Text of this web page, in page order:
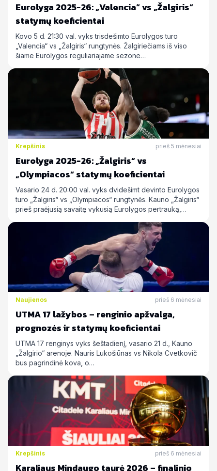
Eurolyga 2025-26: „Valencia“ vs „Žalgiris“
statymų koeficientai
Kovo 5 d. 21:30 val. vyks trisdešimto Eurolygos turo
„Valencia“ vs „Žalgiris“ rungtynės. Žalgiriečiams iš viso
šiame Eurolygos reguliariajame sezone…
Krepšinis prieš 5 mėnesiai
Eurolyga 2025-26: „Žalgiris“ vs
„Olympiacos“ statymų koeficientai
Vasario 24 d. 20:00 val. vyks dvidešimt devinto Eurolygos
turo „Žalgiris“ vs „Olympiacos“ rungtynės. Kauno „Žalgiris“
prieš praėjusią savaitę vykusią Eurolygos pertrauką,…
Naujienos prieš 6 mėnesiai
UTMA 17 lažybos – renginio apžvalga,
prognozės ir statymų koeficientai
UTMA 17 renginys vyks šeštadienį, vasario 21 d., Kauno
„Žalgirio“ arenoje. Nauris Lukošiūnas vs Nikola Cvetkovič
bus pagrindinė kova, o…
Krepšinis prieš 6 mėnesiai
Karaliaus Mindaugo taurė 2026 – finalinio